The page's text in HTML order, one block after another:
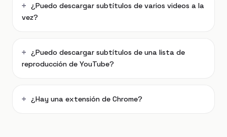
¿Puedo descargar subtítulos de varios videos a la
vez?
¿Puedo descargar subtítulos de una lista de
reproducción de YouTube?
¿Hay una extensión de Chrome?